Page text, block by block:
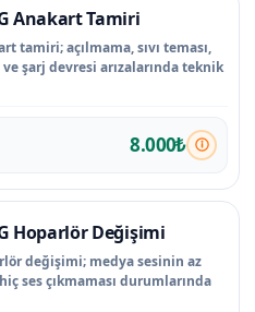
Anakart Tamiri
tamiri; açılmama, sıvı teması,
şarj devresi arızalarında teknik
8.000₺
Hoparlör Değişimi
değişimi; medya sesinin az
ses çıkmaması durumlarında